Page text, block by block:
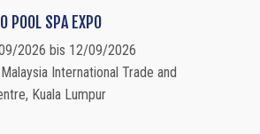
POOL SPA EXPO
2026 bis 12/09/2026
International Trade and
Kuala Lumpur